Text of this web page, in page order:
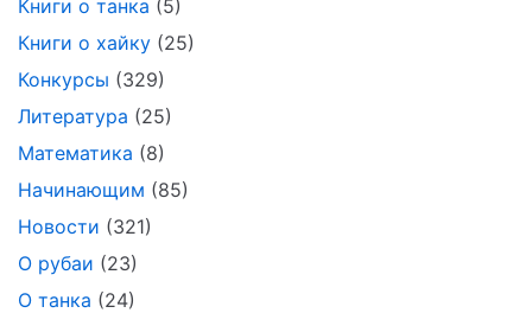
Книги о танка (5)
Книги о хайку (25)
Конкурсы (329)
Литература (25)
Математика (8)
Начинающим (85)
Новости (321)
О рубаи (23)
О танка (24)